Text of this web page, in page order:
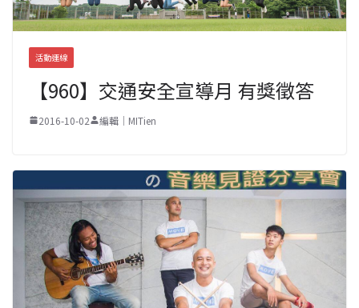
活動連線
【960】交通安全宣導月 有獎徵答
2016-10-02 編輯｜MITien